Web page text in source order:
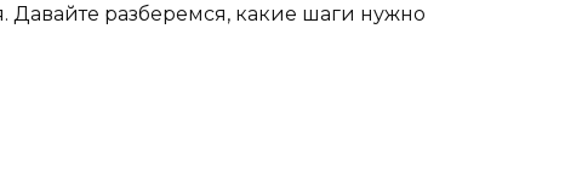
Давайте разберемся, какие шаги нужно